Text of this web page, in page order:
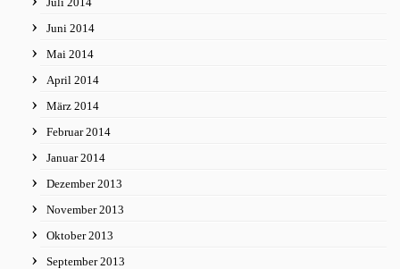
Juni 2014
Mai 2014
April 2014
März 2014
Februar 2014
Januar 2014
Dezember 2013
November 2013
Oktober 2013
September 2013